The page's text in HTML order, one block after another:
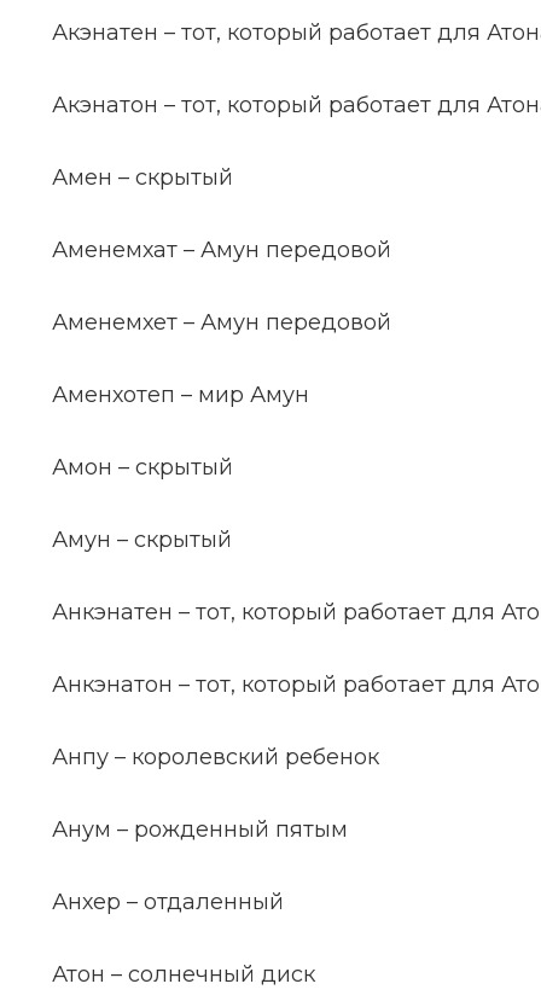
Акэнатен – тот, который работает для
Акэнатон – тот, который работает для
Амен – скрытый
Аменемхат – Амун передовой
Аменемхет – Амун передовой
Аменхотеп – мир Амун
Амон – скрытый
Амун – скрытый
Анкэнатен – тот, который работает для
Анкэнатон – тот, который работает для
Анпу – королевский ребенок
Анум – рожденный пятым
Анхер – отдаленный
Атон – солнечный диск